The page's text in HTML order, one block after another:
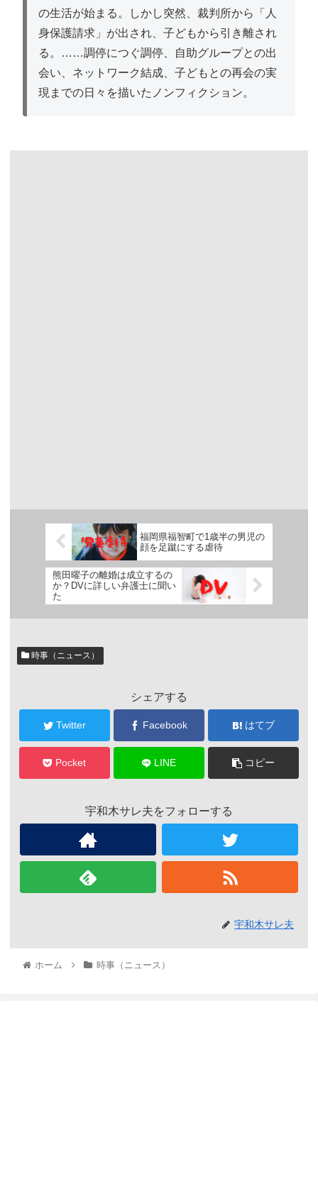
の生活が始まる。しかし突然、裁判所から「人
身保護請求」が出され、子どもから引き離され
る。……調停につぐ調停、自助グループとの出
会い、ネットワーク結成、子どもとの再会の実
現までの日々を描いたノンフィクション。
福岡県福智町で1歳半の男児の
顔を足蹴にする虐待
熊田曜子の離婚は成立するの
か？DVに詳しい弁護士に聞い
た
時事（ニュース）
シェアする
Twitter Facebook はてブ
Pocket LINE コピー
宇和木サレ夫をフォローする
宇和木サレ夫
ホーム 時事（ニュース）